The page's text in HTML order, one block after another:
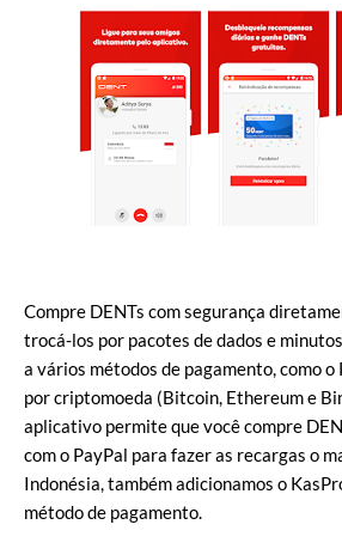
Compre DENTs com segurança
trocá-los por pacotes de dados e
a vários métodos de pagamento, como o
por criptomoeda (Bitcoin, Ethereum e
aplicativo permite que você compre
com o PayPal para fazer as recargas o
Indonésia, também adicionamos o
método de pagamento.